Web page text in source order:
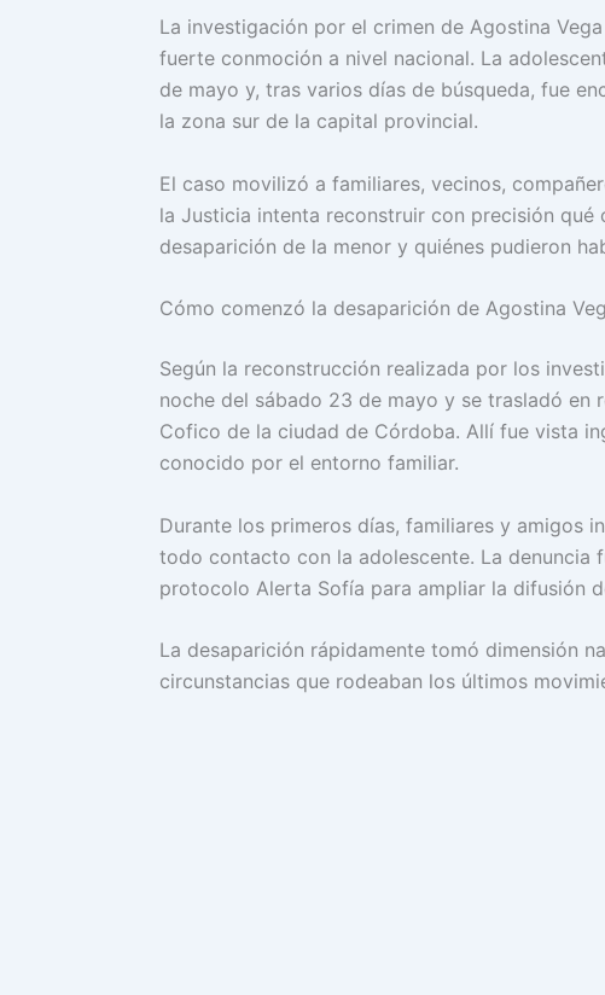
La investigación por el crimen de Agostina
fuerte conmoción a nivel nacional. La
de mayo y, tras varios días de búsqueda, fue
la zona sur de la capital provincial.
El caso movilizó a familiares, vecinos,
la Justicia intenta reconstruir con precisión qué
desaparición de la menor y quiénes pudieron
Cómo comenzó la desaparición de Agostina
Según la reconstrucción realizada por los
noche del sábado 23 de mayo y se trasladó en
Cofico de la ciudad de Córdoba. Allí fue vista
conocido por el entorno familiar.
Durante los primeros días, familiares y amigos
todo contacto con la adolescente. La
protocolo Alerta Sofía para ampliar la difusión
La desaparición rápidamente tomó dimensión
circunstancias que rodeaban los últimos